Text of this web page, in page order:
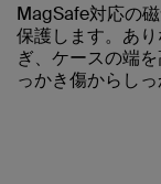
MagSafe対応の
保護します。あ
ぎ、ケースの端
っかき傷からしっ